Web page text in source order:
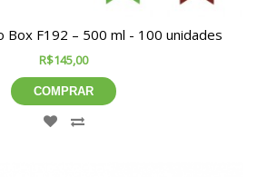
Box F192 – 500 ml - 100 unidades
R$145,00
COMPRAR